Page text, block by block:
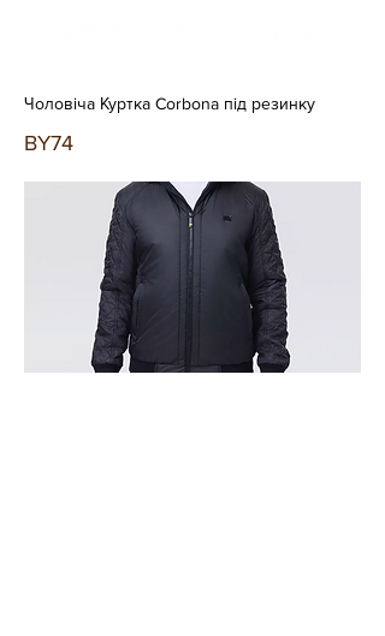
Чоловіча Куртка Corbona під резинку
BY74